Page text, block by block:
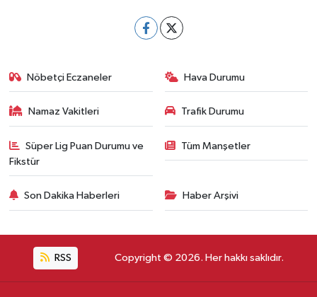
Nöbetçi Eczaneler Hava Durumu
Namaz Vakitleri Trafik Durumu
Süper Lig Puan Durumu ve
Fikstür
Tüm Manşetler
Son Dakika Haberleri Haber Arşivi
RSS Copyright © 2026. Her hakkı saklıdır.